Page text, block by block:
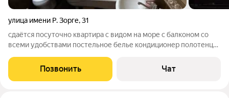
улица имени Р. Зорге,31
сдаётся посуточно квартира с видом на море с балконом со
всеми удобствами постельное белье кондиционер полотенце
машинка,телевизор, чистая большая квартира. Всё как вы
видите на фото.
Позвонить Чат